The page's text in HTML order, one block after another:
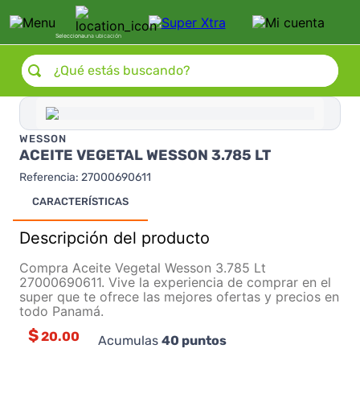
Seleccionauna ubicación
¿Qué estás buscando?
WESSON
ACEITE VEGETAL WESSON 3.785 LT
Referencia: 27000690611
CARACTERÍSTICAS
Descripción del producto
Compra Aceite Vegetal Wesson 3.785 Lt
27000690611. Vive la experiencia de comprar en el
super que te ofrece las mejores ofertas y precios en
todo Panamá.
$20.00 Acumulas 40 puntos